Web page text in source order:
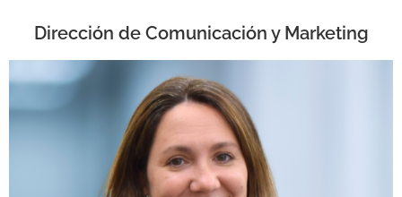
Dirección de Comunicación y Marketing